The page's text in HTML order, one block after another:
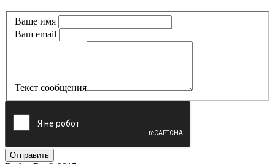
Ваше имя
Ваш email
Текст сообщения
Отправить